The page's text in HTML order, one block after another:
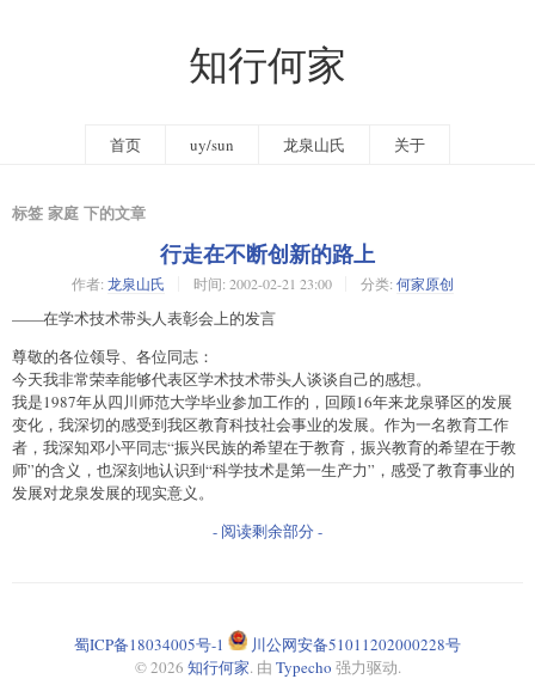
知行何家
首页 uy/sun 龙泉山氏 关于
标签 家庭 下的文章
行走在不断创新的路上
作者: 龙泉山氏 时间: 2002-02-21 23:00 分类: 何家原创
——在学术技术带头人表彰会上的发言
尊敬的各位领导、各位同志：
今天我非常荣幸能够代表区学术技术带头人谈谈自己的感想。
我是1987年从四川师范大学毕业参加工作的，回顾16年来龙泉驿区的发展
变化，我深切的感受到我区教育科技社会事业的发展。作为一名教育工作
者，我深知邓小平同志“振兴民族的希望在于教育，振兴教育的希望在于教
师”的含义，也深刻地认识到“科学技术是第一生产力”，感受了教育事业的
发展对龙泉发展的现实意义。
- 阅读剩余部分 -
蜀ICP备18034005号-1
川公网安备51011202000228号
© 2026 知行何家. 由 Typecho 强力驱动.